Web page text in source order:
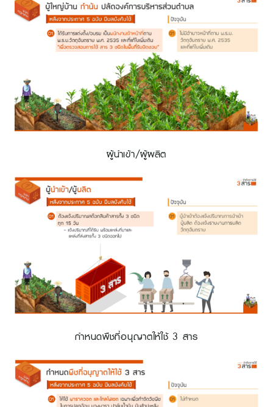
ผู้นำเข้า/ผู้ผลิต
กำหนดพืชที่อนุญาตให้ใช้ 3 สาร